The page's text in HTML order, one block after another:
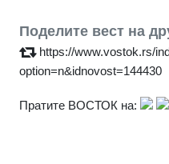
Поделите вест на
https://www.vostok.rs/
option=n&idnovost=144430
Пратите ВОСТОК на: